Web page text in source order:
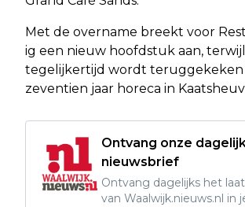
Met de overname breekt voor
ig een nieuw hoofdstuk aan, terwijl
tegelijkertijd wordt teruggekeken
zeventien jaar horeca in
Ontvang onze
nieuwsbrief
Ontvang dagelijks het
van Waalwijk.nieuws.nl in